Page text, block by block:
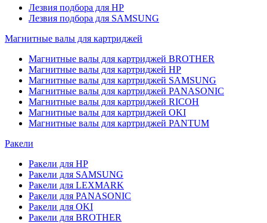
Лезвия подбора для HP
Лезвия подбора для SAMSUNG
Магнитные валы для картриджей
Магнитные валы для картриджей BROTHER
Магнитные валы для картриджей HP
Магнитные валы для картриджей SAMSUNG
Магнитные валы для картриджей PANASONIC
Магнитные валы для картриджей RICOH
Магнитные валы для картриджей OKI
Магнитные валы для картриджей PANTUM
Ракели
Ракели для HP
Ракели для SAMSUNG
Ракели для LEXMARK
Ракели для PANASONIC
Ракели для OKI
Ракели для BROTHER